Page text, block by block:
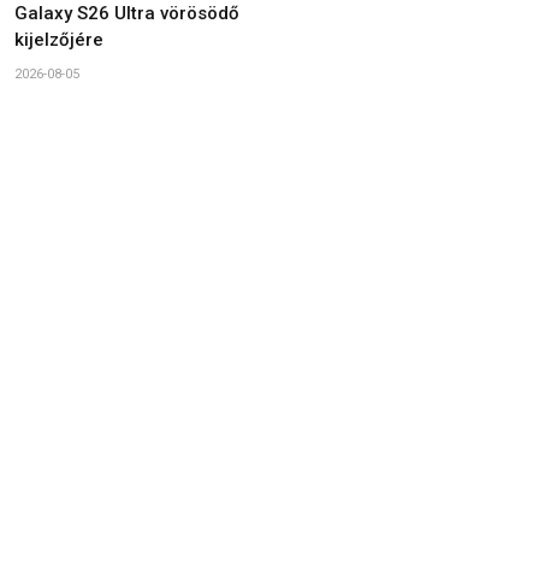
Galaxy S26 Ultra vörösödő
kijelzőjére
2026-08-05